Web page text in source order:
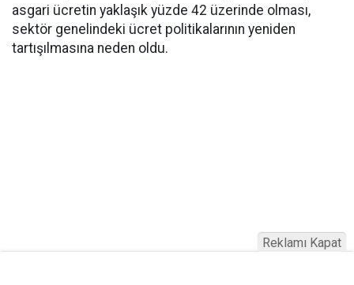
asgari ücretin yaklaşık yüzde 42 üzerinde olması,
sektör genelindeki ücret politikalarının yeniden
tartışılmasına neden oldu.
Reklamı Kapat